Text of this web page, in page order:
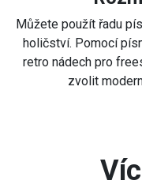
Můžete použít řadu
holičství. Pomocí
retro nádech pro
zvolit